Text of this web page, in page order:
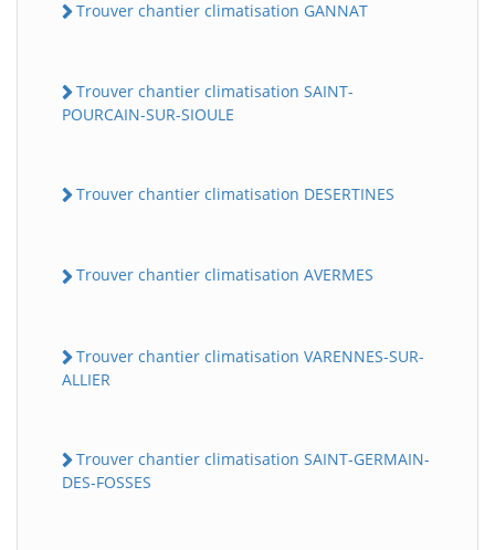
Trouver chantier climatisation GANNAT
Trouver chantier climatisation SAINT-
POURCAIN-SUR-SIOULE
Trouver chantier climatisation DESERTINES
Trouver chantier climatisation AVERMES
Trouver chantier climatisation VARENNES-SUR-
ALLIER
Trouver chantier climatisation SAINT-GERMAIN-
DES-FOSSES